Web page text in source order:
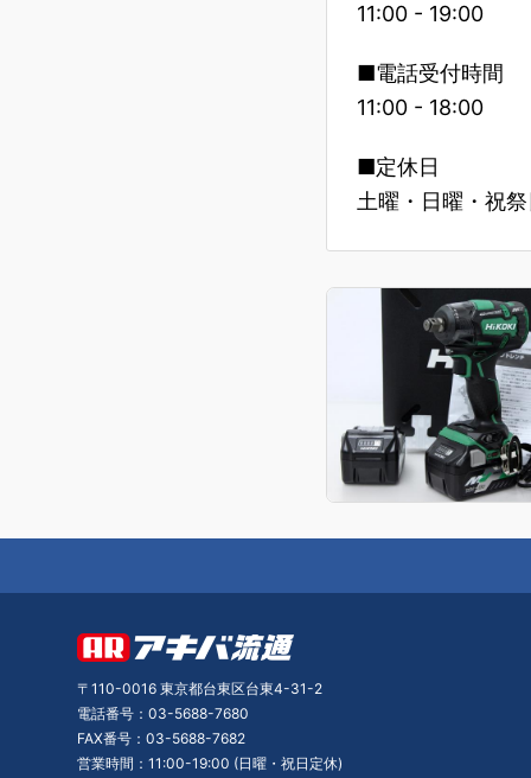
11:00 - 19:00
■電話受付時間
11:00 - 18:00
■定休日
土曜・日曜・祝
〒110-0016 東京都台東区台東4-31-2
電話番号：03-5688-7680
FAX番号：03-5688-7682
営業時間：11:00-19:00 (日曜・祝日定休)